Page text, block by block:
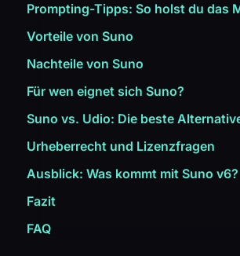
Prompting-Tipps: So holst du das
Vorteile von Suno
Nachteile von Suno
Für wen eignet sich Suno?
Suno vs. Udio: Die beste
Urheberrecht und Lizenzfragen
Ausblick: Was kommt mit Suno v6?
Fazit
FAQ